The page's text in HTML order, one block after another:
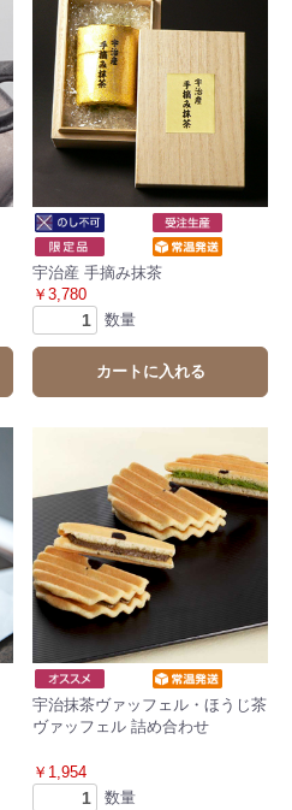
宇治産 手摘み抹茶
￥3,780
数量
カートに入れる
宇治抹茶ヴァッフェル・ほうじ茶
ヴァッフェル 詰め合わせ
￥1,954
数量